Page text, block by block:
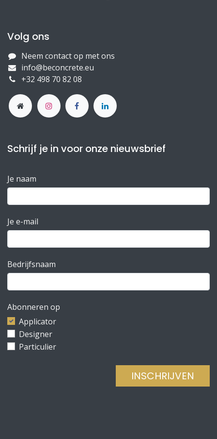
Volg ons
Neem contact op met ons
info@beconcrete.eu
+32 498 70 82 08
Schrijf je in voor onze nieuwsbrief
Je naam
Je e-mail
Bedrijfsnaam
Abonneren op
Applicator
Designer
Particulier
INSCHRIJVEN